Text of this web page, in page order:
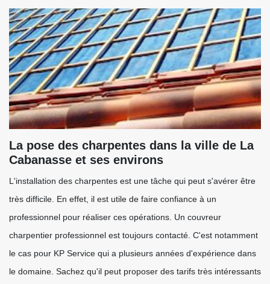
La pose des charpentes dans la ville de La
Cabanasse et ses environs
L'installation des charpentes est une tâche qui peut s'avérer être
très difficile. En effet, il est utile de faire confiance à un
professionnel pour réaliser ces opérations. Un couvreur
charpentier professionnel est toujours contacté. C'est notamment
le cas pour KP Service qui a plusieurs années d'expérience dans
le domaine. Sachez qu'il peut proposer des tarifs très intéressants